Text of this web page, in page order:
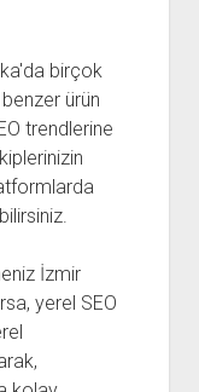
birçok
ürün
trendlerine
İzmir
yerel SEO